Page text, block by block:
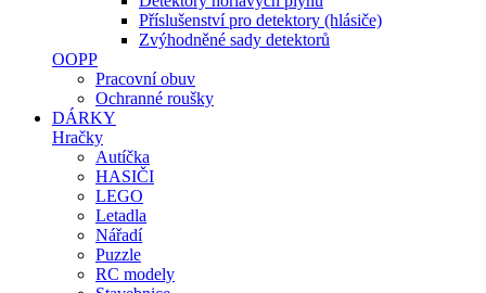
Příslušenství pro detektory (hlásiče)
Zvýhodněné sady detektorů
OOPP
Pracovní obuv
Ochranné roušky
DÁRKY
Hračky
Autíčka
HASIČI
LEGO
Letadla
Nářadí
Puzzle
RC modely